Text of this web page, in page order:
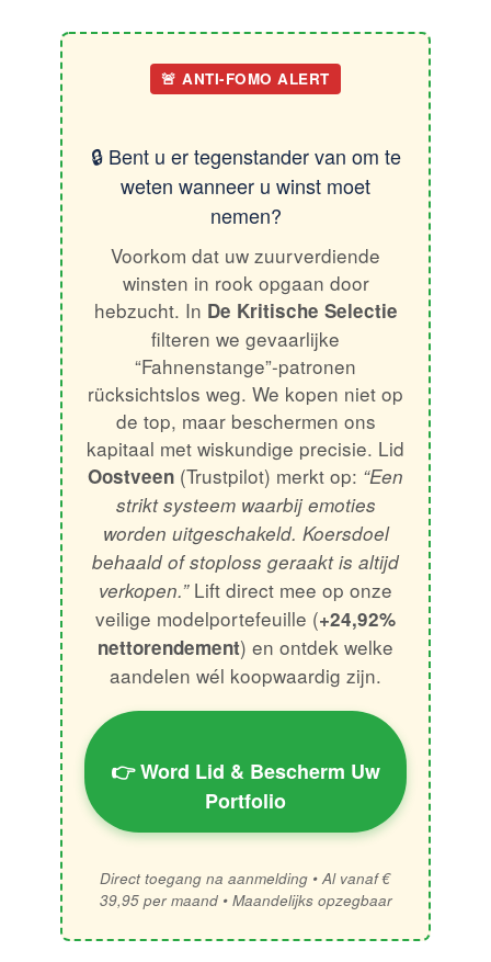
🚨 ANTI-FOMO ALERT
🔒 Bent u er tegenstander van om te
weten wanneer u winst moet
nemen?
Voorkom dat uw zuurverdiende
winsten in rook opgaan door
hebzucht. In De Kritische Selectie
filteren we gevaarlijke
“Fahnenstange”-patronen
rücksichtslos weg. We kopen niet op
de top, maar beschermen ons
kapitaal met wiskundige precisie. Lid
Oostveen (Trustpilot) merkt op: “Een
strikt systeem waarbij emoties
worden uitgeschakeld. Koersdoel
behaald of stoploss geraakt is altijd
verkopen.”Lift direct mee op onze
veilige modelportefeuille (+24,92%
nettorendement) en ontdek welke
aandelen wél koopwaardig zijn.
👉 Word Lid & Bescherm Uw
Portfolio
Direct toegang na aanmelding • Al vanaf €
39,95 per maand • Maandelijks opzegbaar